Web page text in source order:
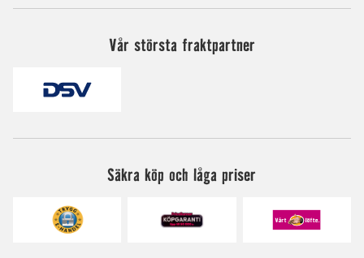
Vår största fraktpartner
Säkra köp och låga priser